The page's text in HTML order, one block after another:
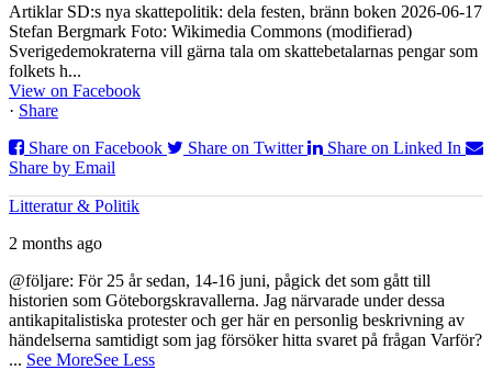
Artiklar SD:s nya skattepolitik: dela festen, bränn boken 2026-06-17
Stefan Bergmark Foto: Wikimedia Commons (modifierad)
Sverigedemokraterna vill gärna tala om skattebetalarnas pengar som
folkets h...
View on Facebook
· Share
Share on Facebook
Share on Twitter
Share on Linked In
Share by Email
Litteratur & Politik
2 months ago
@följare: För 25 år sedan, 14-16 juni, pågick det som gått till
historien som Göteborgskravallerna. Jag närvarade under dessa
antikapitalistiska protester och ger här en personlig beskrivning av
händelserna samtidigt som jag försöker hitta svaret på frågan Varför?
... See MoreSee Less